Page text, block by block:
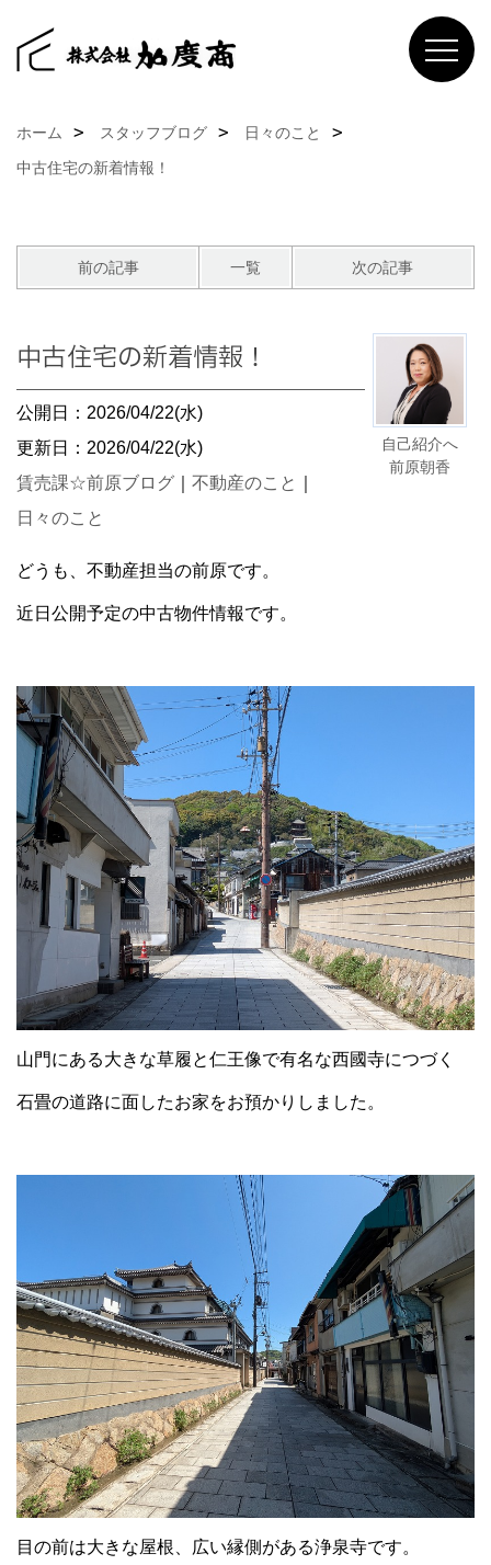
ホーム スタッフブログ
日々のこと
中古住宅の新着情報！
前の記事 一覧 次の記事
自己紹介へ
前原朝香
中古住宅の新着情報！
公開日：2026/04/22(水)
更新日：2026/04/22(水)
賃売課☆前原ブログ
不動産のこと
日々のこと
どうも、不動産担当の前原です。
近日公開予定の中古物件情報です。
山門にある大きな草履と仁王像で有名な西國寺につづく
石畳の道路に面したお家をお預かりしました。
目の前は大きな屋根、広い縁側がある浄泉寺です。